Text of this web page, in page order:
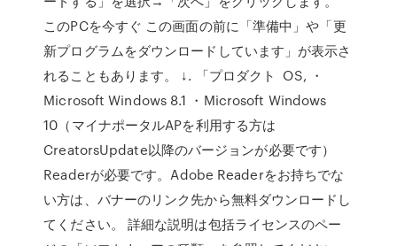
このPCを今すぐ この画面の前に「準備中」や「更
新プログラムをダウンロードしています」が表示さ
れることもあります。 ↓. 「プロダクト OS, ・
Microsoft Windows 8.1 ・Microsoft Windows
10（マイナポータルAPを利用する方は
CreatorsUpdate以降のバージョンが必要です）
Readerが必要です。Adobe Readerをお持ちでな
い方は、バナーのリンク先から無料ダウンロードし
てください。 詳細な説明は包括ライセンスのペー